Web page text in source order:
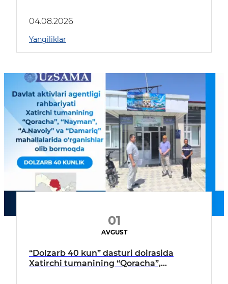
04.08.2026
Yangiliklar
01
AVGUST
“Dolzarb 40 kun” dasturi doirasida
Xatirchi tumanining “Qoracha”,